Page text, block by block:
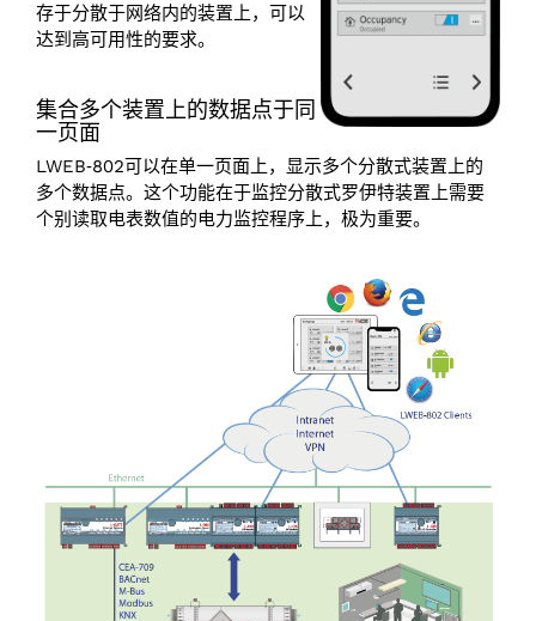
存于分散于网络内的装置上，可以
达到高可用性的要求。
集合多个装置上的数据点于同
一页面
LWEB‑802可以在单一页面上，显示多个分散式装置上的
多个数据点。这个功能在于监控分散式罗伊特装置上需要
个别读取电表数值的电力监控程序上，极为重要。